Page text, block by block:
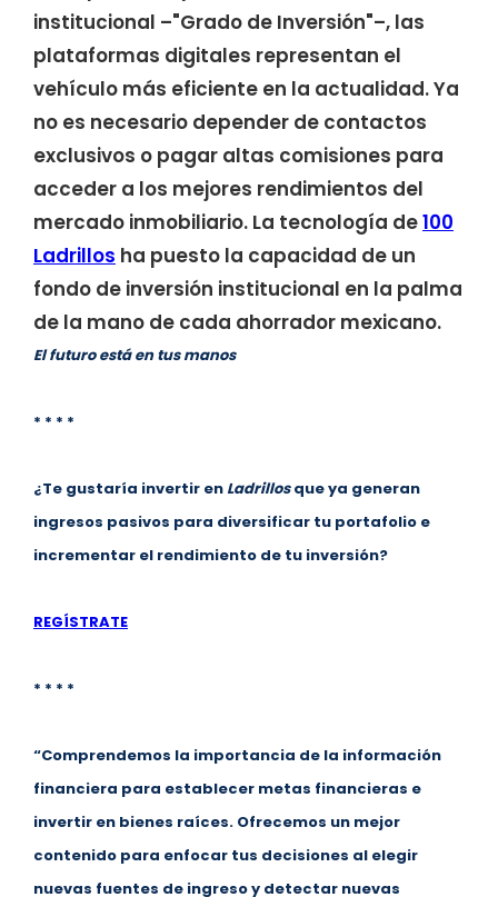
institucional –"Grado de Inversión"–, las
plataformas digitales representan el
vehículo más eficiente en la actualidad. Ya
no es necesario depender de contactos
exclusivos o pagar altas comisiones para
acceder a los mejores rendimientos del
mercado inmobiliario. La tecnología de100
Ladrillos ha puesto la capacidad de un
fondo de inversión institucional en la palma
de la mano de cada ahorrador mexicano.
El futuro está en tus manos
* * * *
¿Te gustaría invertir en Ladrillosque ya generan
ingresos pasivos para diversificar tu portafolio e
incrementar el rendimiento de tu inversión?
REGÍSTRATE
* * * *
“Comprendemos la importancia de la información
financiera para establecer metas financieras e
invertir en bienes raíces. Ofrecemos un mejor
contenido para enfocar tus decisiones al elegir
nuevas fuentes de ingreso y detectar nuevas